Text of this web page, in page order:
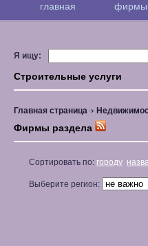
главная фирмы
Я ищу:
Строительные услуги
Главная страница
Фирмы раздела
Сортировать по: городу
Выберите регион: